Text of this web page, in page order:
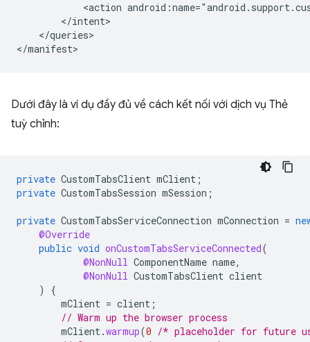
<action
</queries>
Dưới đây là ví dụ đầy đủ về cách kết nối với dịch vụ Thẻ
tuỳ chỉnh:
private CustomTabsClient mClient ;
private CustomTabsSession mSession ;
private CustomTabsServiceConnection mConnection =
@Override
public void onCustomTabsServiceConnected(
@NonNull ComponentName name,
@NonNull CustomTabsClient client
)
{
mClient = client ;
// Warm up the browser process
mClient.warmup(0 /* placeholder for future